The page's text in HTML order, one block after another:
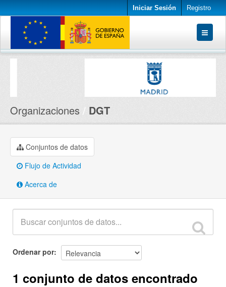
Iniciar Sesión Registro
Conjuntos de datos
Organizaciones DGT
Conjuntos de datos
Flujo de Actividad
Acerca de
Ordenar por
1 conjunto de datos encontrado